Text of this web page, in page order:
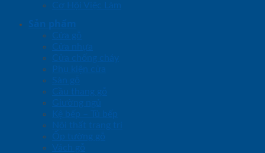
Cơ Hội Việc Làm
Sản phẩm
Cửa gỗ
Cửa nhựa
Cửa chống cháy
Phụ kiện cửa
Sàn gỗ
Cầu thang gỗ
Giường ngủ
Kệ bếp – Tủ bếp
Nội thất trang trí
Ốp tường gỗ
Vách gỗ